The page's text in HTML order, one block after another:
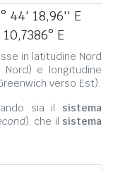
44' 18,96'' E
10,7386° E
in latitudine Nord
Nord) e longitudine
verso Est).
sia il sistema
), che il sistema